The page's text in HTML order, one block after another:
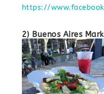
https://
2) Buenos Aires